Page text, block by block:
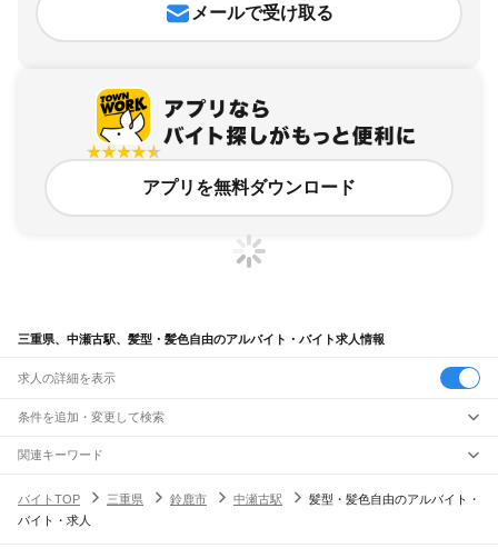
メールで受け取る
アプリを無料ダウンロード
三重県、中瀬古駅、髪型・髪色自由のアルバイト・バイト求人情報
求人の詳細を表示
条件を追加・変更して検索
市区町村を追加・変更
三重県すべて
津市四日市市
駅を追加・変更
職種を追加・変更
関連キーワード
バイトTOP
三重県 鈴鹿市 中瀬古駅
髪型・髪色自由のアルバイト・
バイト・求人